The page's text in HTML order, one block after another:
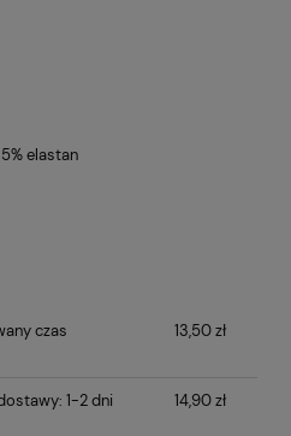
elastan
czas
13,50 zł
1-2 dni
14,90 zł